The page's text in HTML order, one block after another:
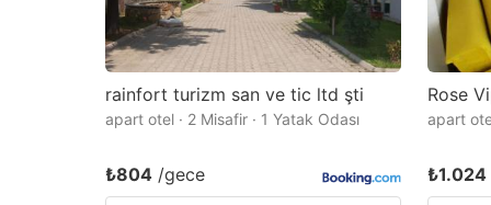
rainfort turizm san ve tic ltd şti
apart otel · 2 Misafir · 1 Yatak Odası
₺804 /gece
Rose
apart
₺1.024